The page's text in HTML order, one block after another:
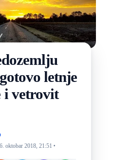
letnje
i vetrovit
oktobar 2018, 21:51 ·